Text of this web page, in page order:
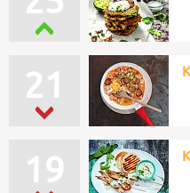
21
19